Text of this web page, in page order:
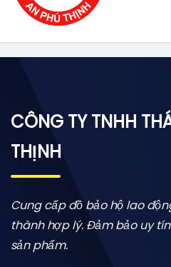
CÔNG TY TNHH
THỊNH
Cung cấp đồ bảo hộ lao
thành hợp lý. Đảm bảo uy
sản phẩm.